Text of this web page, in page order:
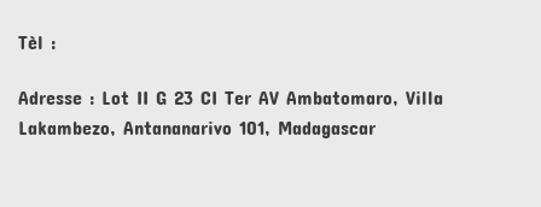
Tèl :
Adresse : Lot II G 23 CI Ter AV Ambatomaro, Villa
Lakambezo, Antananarivo 101, Madagascar